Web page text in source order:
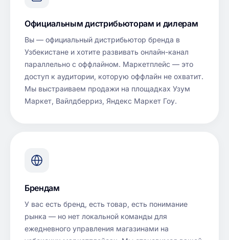
Официальным дистрибьюторам и дилерам
Вы — официальный дистрибьютор бренда в
Узбекистане и хотите развивать онлайн-канал
параллельно с оффлайном. Маркетплейс — это
доступ к аудитории, которую оффлайн не охватит.
Мы выстраиваем продажи на площадках Узум
Маркет, Вайлдберриз, Яндекс Маркет Гоу.
Брендам
У вас есть бренд, есть товар, есть понимание
рынка — но нет локальной команды для
ежедневного управления магазинами на